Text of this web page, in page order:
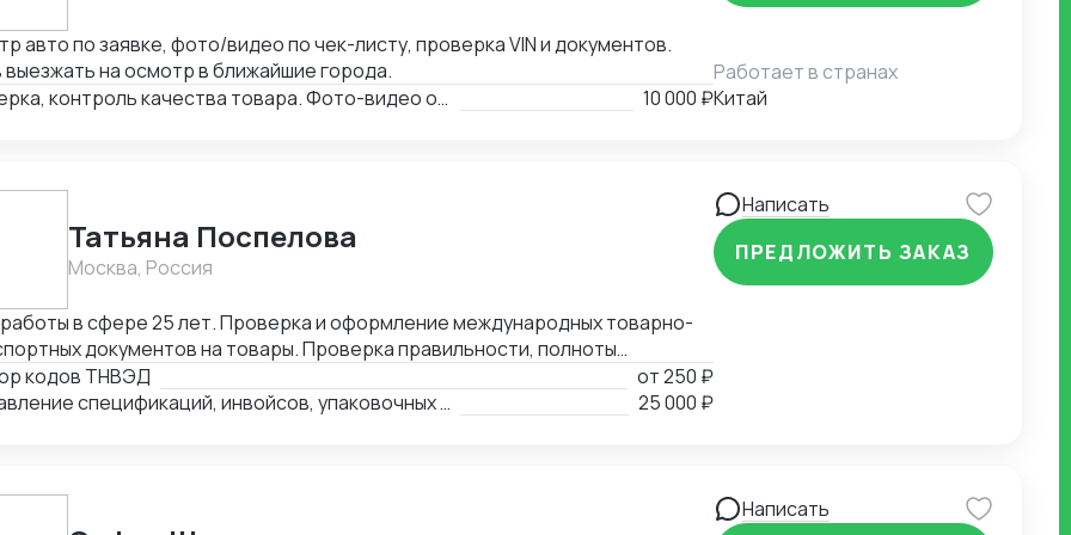
авто по заявке, фото/видео по чек-листу, проверка VIN и документов.
выезжать на осмотр в ближайшие города.
Проверка, контроль качества товара. Фото-видео отчет
10 000 ₽
Работает в странах
Китай
Татьяна Поспелова
Москва, Россия
в сфере 25 лет. Проверка и оформление международных товарно-
документов на товары. Проверка правильности, полноты
и комплектности перевозочных и сопроводительных документов.
кода товара (ТНВЭД). Выбор метода определения таможенной
кодов ТНВЭД от250 ₽
Составление спецификаций, инвойсов, упаковочных листов
25 000 ₽
Написать
ПРЕДЛОЖИТЬ ЗАКАЗ
Написать